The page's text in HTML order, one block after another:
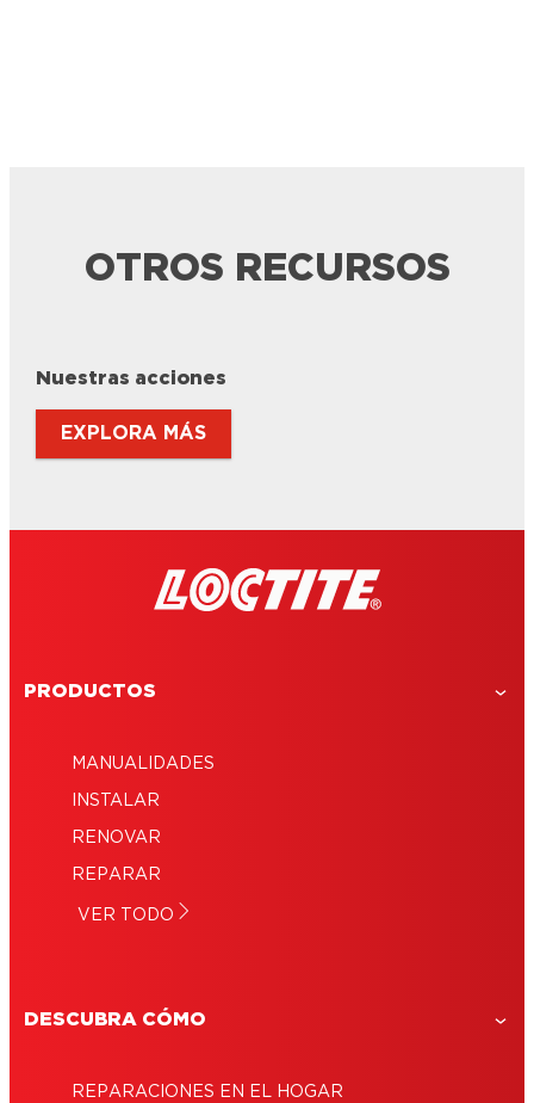
OTROS RECURSOS
Nuestras acciones
EXPLORA MÁS
PRODUCTOS
MANUALIDADES
INSTALAR
RENOVAR
REPARAR
VER TODO
DESCUBRA CÓMO
REPARACIONES EN EL HOGAR